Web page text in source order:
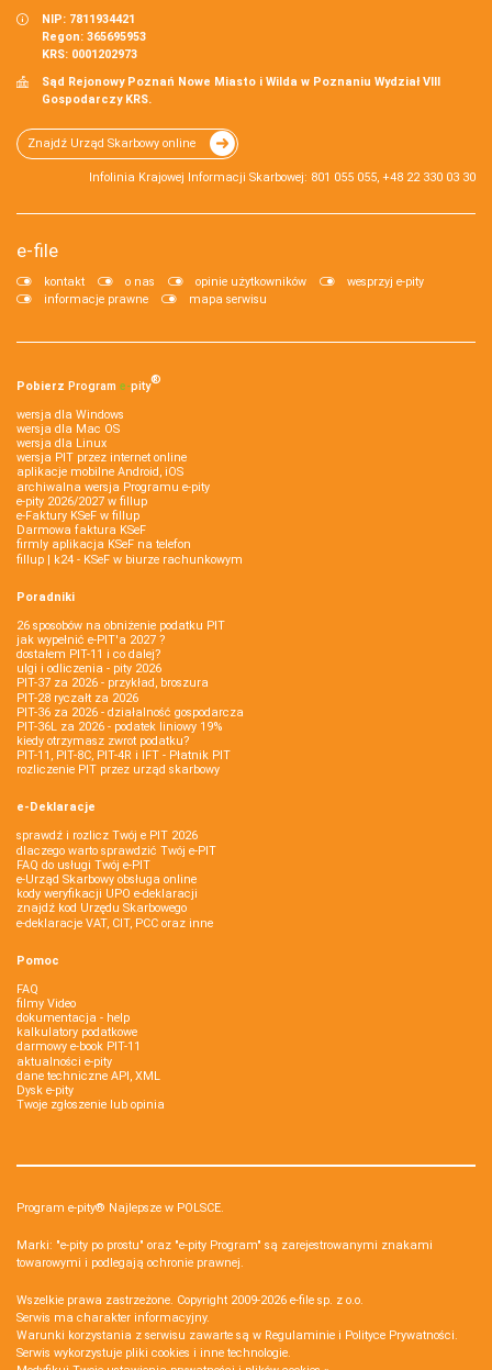
NIP: 7811934421
Regon: 365695953
KRS: 0001202973
Sąd Rejonowy Poznań Nowe Miasto i Wilda w Poznaniu Wydział VIII
Gospodarczy KRS.
Znajdź Urząd Skarbowy online
Infolinia Krajowej Informacji Skarbowej: 801 055 055, +48 22 330 03 30
e-file
kontakt o nas opinie użytkowników
wesprzyj e-pity
informacje prawne
mapa serwisu
Pobierz Program e‑pity®
wersja dla Windows
wersja dla Mac OS
wersja dla Linux
wersja PIT przez internet online
aplikacje mobilne Android, iOS
archiwalna wersja Programu e-pity
e-pity 2026/2027 w fillup
e‑Faktury KSeF w fillup
Darmowa faktura KSeF
firmly aplikacja KSeF na telefon
fillup | k24 - KSeF w biurze rachunkowym
Poradniki
26 sposobów na obniżenie podatku PIT
jak wypełnić e-PIT'a 2027 ?
dostałem PIT-11 i co dalej?
ulgi i odliczenia - pity 2026
PIT-37 za 2026 - przykład, broszura
PIT-28 ryczałt za 2026
PIT-36 za 2026 - działalność gospodarcza
PIT-36L za 2026 - podatek liniowy 19%
kiedy otrzymasz zwrot podatku?
PIT-11, PIT-8C, PIT-4R i IFT - Płatnik PIT
rozliczenie PIT przez urząd skarbowy
e-Deklaracje
sprawdź i rozlicz Twój e PIT 2026
dlaczego warto sprawdzić Twój e-PIT
FAQ do usługi Twój e-PIT
e-Urząd Skarbowy obsługa online
kody weryfikacji UPO e-deklaracji
znajdź kod Urzędu Skarbowego
e-deklaracje VAT, CIT, PCC oraz inne
Pomoc
FAQ
filmy Video
dokumentacja - help
kalkulatory podatkowe
darmowy e-book PIT-11
aktualności e-pity
dane techniczne API, XML
Dysk e-pity
Twoje zgłoszenie lub opinia
Program e-pity® Najlepsze w POLSCE.
Marki: "e-pity po prostu" oraz "e-pity Program" są zarejestrowanymi znakami
towarowymi i podlegają ochronie prawnej.
Wszelkie prawa zastrzeżone. Copyright 2009-2026 e-file sp. z o.o.
Serwis ma charakter informacyjny.
Warunki korzystania z serwisu zawarte są w Regulaminie i Polityce Prywatności.
Serwis wykorzystuje pliki cookies i inne technologie.